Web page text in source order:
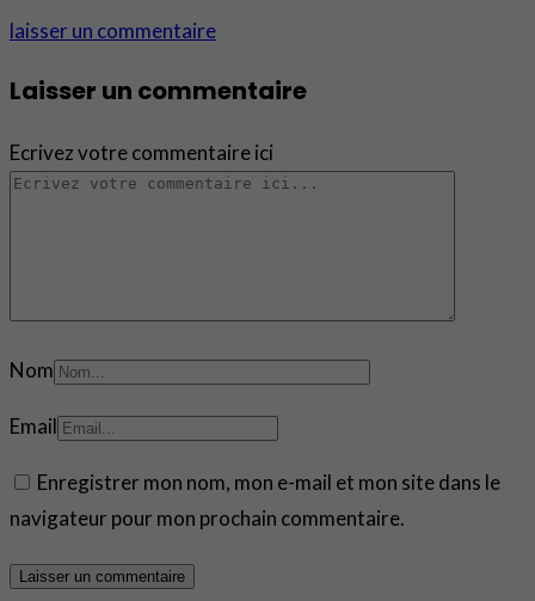
laisser un commentaire
Laisser un commentaire
Ecrivez votre commentaire ici
Nom
Email
Enregistrer mon nom, mon e-mail et mon site dans le
navigateur pour mon prochain commentaire.